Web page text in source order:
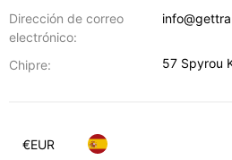
Dirección de correo
electrónico:
Chipre: 57 Spyrou
€EUR